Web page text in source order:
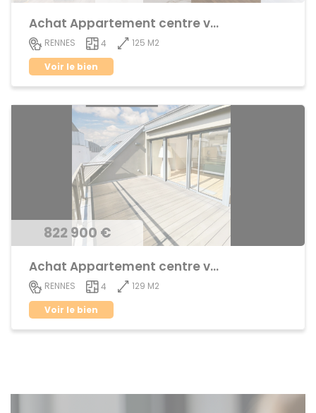
Achat Appartement centre ville
RENNES 4
125 M2
Voir le bien
822 900 €
Achat Appartement centre ville
RENNES 4
129 M2
Voir le bien